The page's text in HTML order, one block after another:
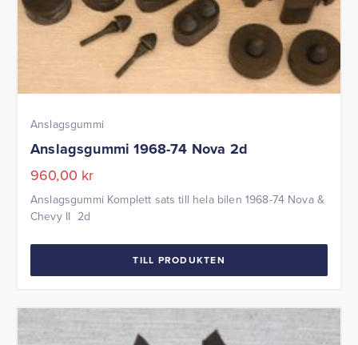
Anslagsgummi
Anslagsgummi 1968-74 Nova 2d
960,00 kr
Anslagsgummi Komplett sats till hela bilen 1968-74 Nova &
Chevy II 2d
TILL PRODUKTEN